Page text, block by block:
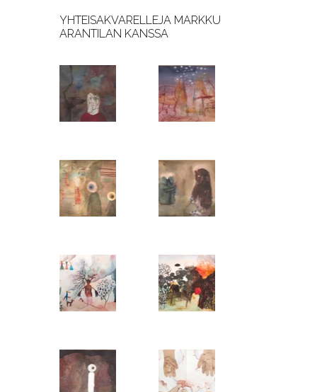
YHTEISAKVARELLEJA MARKKU
ARANTILAN KANSSA